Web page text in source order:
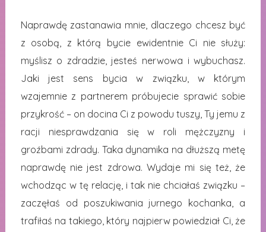
Naprawdę zastanawia mnie, dlaczego chcesz być
z osobą, z którą bycie ewidentnie Ci nie służy:
myślisz o zdradzie, jesteś nerwowa i wybuchasz.
Jaki jest sens bycia w związku, w którym
wzajemnie z partnerem próbujecie sprawić sobie
przykrość – on docina Ci z powodu tuszy, Ty jemu z
racji niesprawdzania się w roli mężczyzny i
groźbami zdrady. Taka dynamika na dłuższą metę
naprawdę nie jest zdrowa. Wydaje mi się też, że
wchodząc w tę relację, i tak nie chciałaś związku –
zaczęłaś od poszukiwania jurnego kochanka, a
trafiłaś na takiego, który najpierw powiedział Ci, że